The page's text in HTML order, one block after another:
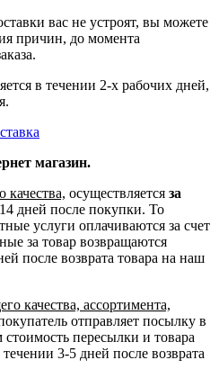
вас не устроят, вы можете
причин, до момента
в течении 2-х рабочих дней,
магазин.
качества, осуществляется за
дней после покупки. То
услуги оплачиваются за счет
за товар возвращаются
после возврата товара на наш
качества, ассортимента,
отправляет посылку в
стоимость пересылки и товара
3-5 дней после возврата